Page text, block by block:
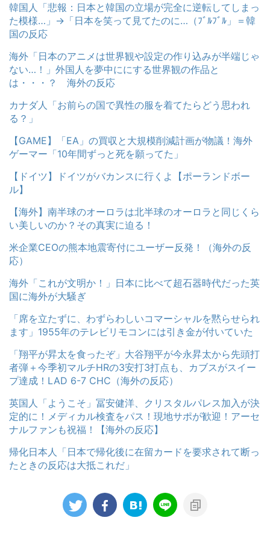
韓国人「悲報：日本と韓国の立場が完全に逆転してしまっ
た模様…」→「日本を笑って見てたのに…（ﾌﾞﾙﾌﾞﾙ」＝韓
国の反応
海外「日本のアニメは世界観や設定の作り込みが半端じゃ
ない…！」外国人を夢中ににする世界観の作品と
は・・・？ 海外の反応
カナダ人「お前らの国で異性の服を着てたらどう思われ
る？」
【GAME】「EA」の買収と大規模削減計画が物議！海外
ゲーマー「10年間ずっと死を願ってた」
【ドイツ】ドイツがバカンスに行くよ【ポーランドボー
ル】
【海外】南半球のオーロラは北半球のオーロラと同じくら
い美しいのか？その真実に迫る！
米企業CEOの熊本地震寄付にユーザー反発！（海外の反
応）
海外「これが文明か！」日本に比べて超石器時代だった英
国に海外が大騒ぎ
「席を立たずに、わずらわしいコマーシャルを黙らせられ
ます」1955年のテレビリモコンには引き金が付いていた
「翔平が昇太を食ったぞ」大谷翔平が今永昇太から先頭打
者弾＋今季初マルチHRの3安打3打点も、カブスがスイー
プ達成！LAD 6-7 CHC（海外の反応）
英国人「ようこそ」冨安健洋、クリスタルパレス加入が決
定的に！メディカル検査をパス！現地サポが歓迎！アーセ
ナルファンも祝福！【海外の反応】
帰化日本人「日本で帰化後に在留カードを要求されて断っ
たときの反応は大抵これだ」